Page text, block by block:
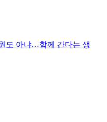
도 아냐…함께 간다는 생